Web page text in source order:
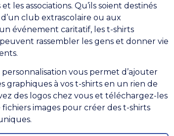
les associations. Qu’ils soient destinés
club extrascolaire ou aux
événement caritatif, les t-shirts
rassembler les gens et donner vie
vous permet d’ajouter
graphiques à vos t-shirts en un rien de
des logos chez vous et téléchargez-les
images pour créer des t-shirts